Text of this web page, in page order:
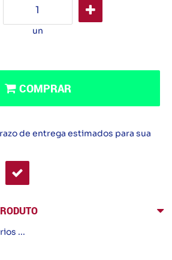
un
COMPRAR
de entrega estimados para sua
...